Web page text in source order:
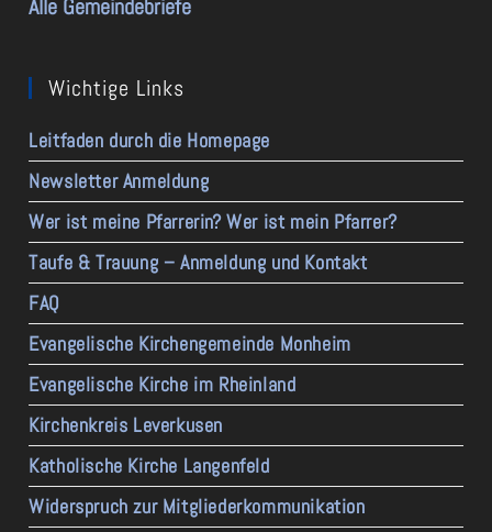
Alle Gemeindebriefe
Wichtige Links
Leitfaden durch die Homepage
Newsletter Anmeldung
Wer ist meine Pfarrerin? Wer ist mein Pfarrer?
Taufe & Trauung – Anmeldung und Kontakt
FAQ
Evangelische Kirchengemeinde Monheim
Evangelische Kirche im Rheinland
Kirchenkreis Leverkusen
Katholische Kirche Langenfeld
Widerspruch zur Mitgliederkommunikation